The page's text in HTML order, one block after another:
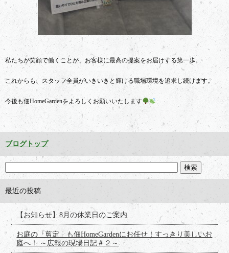
私たちが笑顔で働くことが、お客様に最高の提案をお届けする第一歩。
これからも、スタッフ全員がいきいきと輝ける職場環境を追求し続けます。
今後も佃HomeGardenをよろしくお願いいたします
ブログトップ
最近の投稿
【お知らせ】8月の休業日のご案内
お庭の「剪定」も佃HomeGardenにお任せ！すっきり美しいお
庭へ！ ～広報の現場日記＃２～